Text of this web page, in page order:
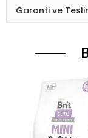
Garanti ve